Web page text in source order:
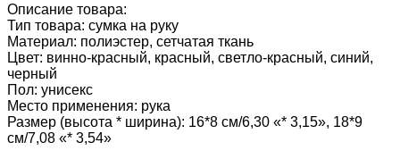
Описание товара:
Тип товара: сумка на руку
Материал: полиэстер, сетчатая ткань
Цвет: винно-красный, красный, светло-красный, синий,
черный
Пол: унисекс
Место применения: рука
Размер (высота * ширина): 16*8 см/6,30 «* 3,15», 18*9
см/7,08 «* 3,54»